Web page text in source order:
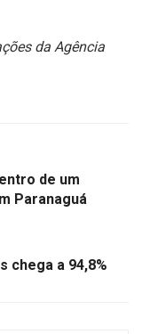
da Agência
de um
Paranaguá
chega a 94,8%